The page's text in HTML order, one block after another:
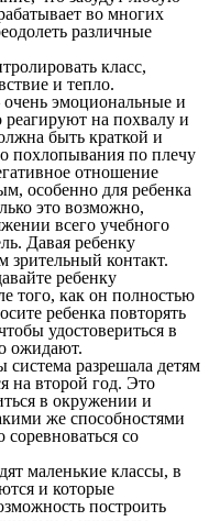
во многих
различные
класс,
и тепло.
эмоциональные и
на похвалу и
быть краткой и
похлопывания по плечу
отношение
особенно для ребенка
это возможно,
всего учебного
Давая ребенку
зрительный контакт.
ребенку
того, как он полностью
ребенка повторять
удостовериться в
ожидают.
разрешала детям
на второй год. Это
в окружении и
же способностями
со
маленькие классы, в
и которые
построить